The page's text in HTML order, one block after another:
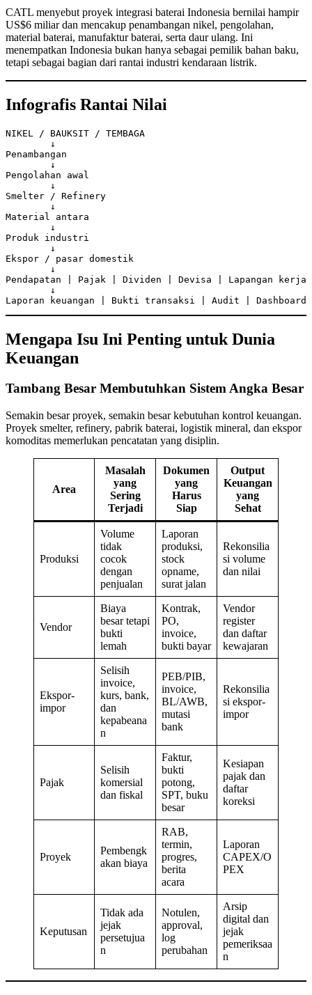
CATL menyebut proyek integrasi baterai Indonesia bernilai hampir
US$6 miliar dan mencakup penambangan nikel, pengolahan,
material baterai, manufaktur baterai, serta daur ulang. Ini
menempatkan Indonesia bukan hanya sebagai pemilik bahan baku,
tetapi sebagai bagian dari rantai industri kendaraan listrik.
Infografis Rantai Nilai
NIKEL / BAUKSIT / TEMBAGA
Penambangan
Pengolahan awal
Smelter / Refinery
Material antara
Produk industri
Ekspor / pasar domestik
Pendapatan | Pajak | Dividen | Devisa | Lapangan kerja
Laporan keuangan | Bukti transaksi | Audit | Dashboard
Mengapa Isu Ini Penting untuk Dunia
Keuangan
Tambang Besar Membutuhkan Sistem Angka Besar
Semakin besar proyek, semakin besar kebutuhan kontrol keuangan.
Proyek smelter, refinery, pabrik baterai, logistik mineral, dan ekspor
komoditas memerlukan pencatatan yang disiplin.
Area
Masalah
yang
Sering
Terjadi
Dokumen
yang
Harus
Siap
Output
Keuangan
yang
Sehat
Produksi
Volume
tidak
cocok
dengan
penjualan
Laporan
produksi,
stock
opname,
surat jalan
Rekonsilia
si volume
dan nilai
Vendor
Biaya
besar tetapi
bukti
lemah
Kontrak,
PO,
invoice,
bukti bayar
Vendor
register
dan daftar
kewajaran
Ekspor-
impor
Selisih
invoice,
kurs, bank,
dan
kepabeana
n
PEB/PIB,
invoice,
BL/AWB,
mutasi
bank
Rekonsilia
si ekspor-
impor
Pajak
Selisih
komersial
dan fiskal
Faktur,
bukti
potong,
SPT, buku
besar
Kesiapan
pajak dan
daftar
koreksi
Proyek
Pembengk
akan biaya
RAB,
termin,
progres,
berita
acara
Laporan
CAPEX/O
PEX
Keputusan
Tidak ada
jejak
persetujua
n
Notulen,
approval,
log
perubahan
Arsip
digital dan
jejak
pemeriksaa
n